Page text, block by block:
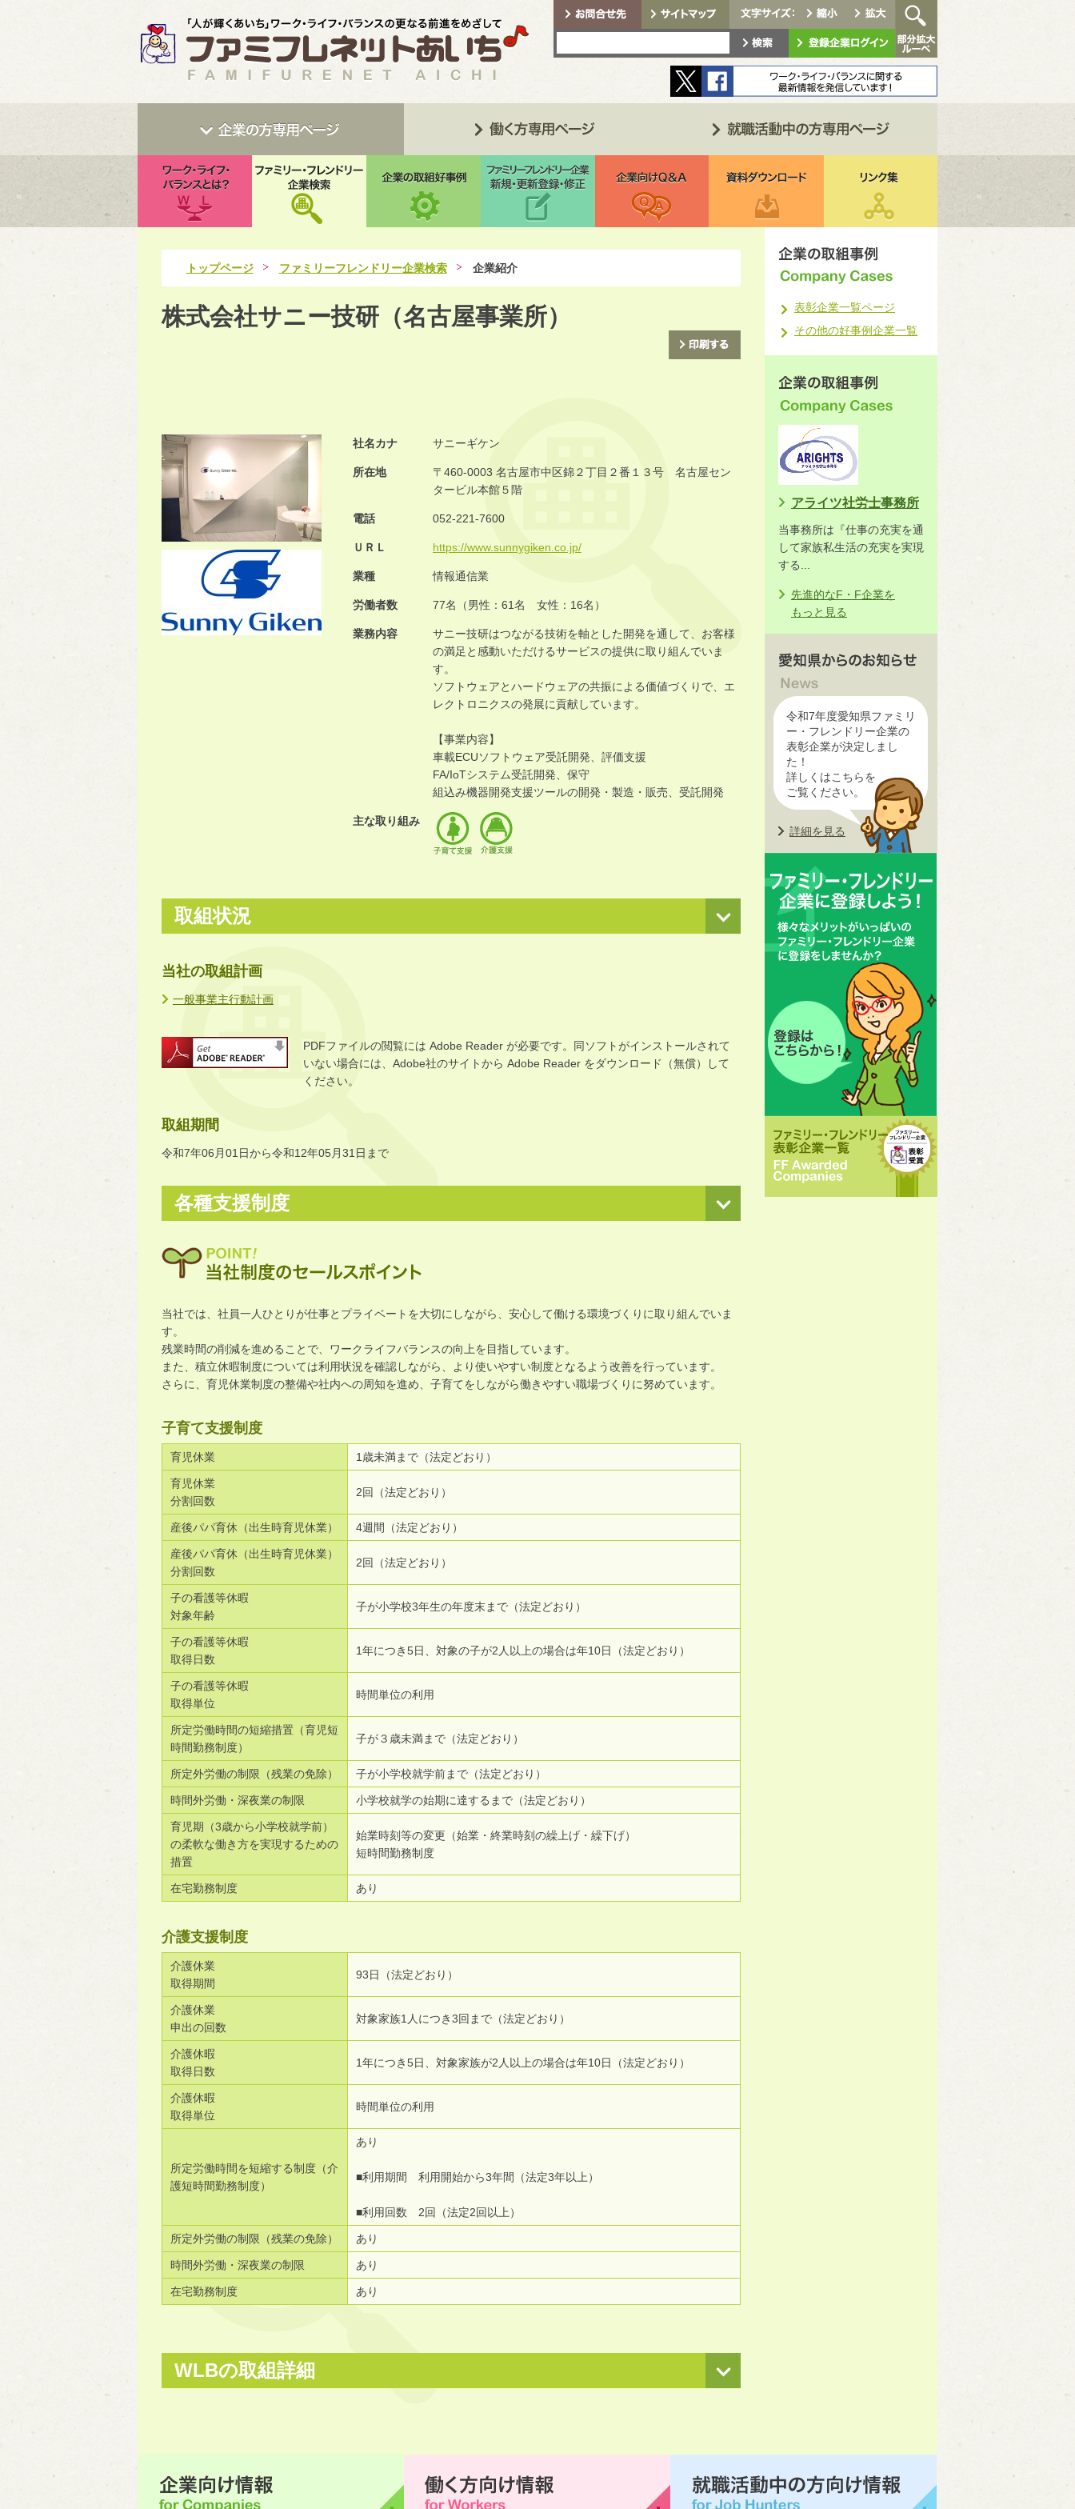
トップページ ファミリーフレンドリー企業検索 企業紹介
株式会社サニー技研（名古屋事業所）
社名カナ サニーギケン
所在地
〒460-0003 名古屋市中区錦２丁目２番１３号 名古屋セン
タービル本館５階
電話 052-221-7600
ＵＲＬ https://www.sunnygiken.co.jp/
業種 情報通信業
労働者数 77名（男性：61名 女性：16名）
業務内容
サニー技研はつながる技術を軸とした開発を通して、お客様
の満足と感動いただけるサービスの提供に取り組んでいま
す。
ソフトウェアとハードウェアの共振による価値づくりで、エ
レクトロニクスの発展に貢献しています。
【事業内容】
車載ECUソフトウェア受託開発、評価支援
FA/IoTシステム受託開発、保守
組込み機器開発支援ツールの開発・製造・販売、受託開発
主な取り組み
取組状況
当社の取組計画
一般事業主行動計画
PDFファイルの閲覧には Adobe Reader が必要です。同ソフトがインストールされて
いない場合には、Adobe社のサイトから Adobe Reader をダウンロード（無償）して
ください。
取組期間
令和7年06月01日から令和12年05月31日まで
各種支援制度
当社では、社員一人ひとりが仕事とプライベートを大切にしながら、安心して働ける環境づくりに取り組んでいま
す。
残業時間の削減を進めることで、ワークライフバランスの向上を目指しています。
また、積立休暇制度については利用状況を確認しながら、より使いやすい制度となるよう改善を行っています。
さらに、育児休業制度の整備や社内への周知を進め、子育てをしながら働きやすい職場づくりに努めています。
子育て支援制度
育児休業 1歳未満まで（法定どおり）
育児休業
分割回数
2回（法定どおり）
産後パパ育休（出生時育児休業） 4週間（法定どおり）
産後パパ育休（出生時育児休業）
分割回数
2回（法定どおり）
子の看護等休暇
対象年齢
子が小学校3年生の年度末まで（法定どおり）
子の看護等休暇
取得日数
1年につき5日、対象の子が2人以上の場合は年10日（法定どおり）
子の看護等休暇
取得単位
時間単位の利用
所定労働時間の短縮措置（育児短
時間勤務制度）
子が３歳未満まで（法定どおり）
所定外労働の制限（残業の免除） 子が小学校就学前まで（法定どおり）
時間外労働・深夜業の制限 小学校就学の始期に達するまで（法定どおり）
育児期（3歳から小学校就学前）
の柔軟な働き方を実現するための
措置
始業時刻等の変更（始業・終業時刻の繰上げ・繰下げ）
短時間勤務制度
在宅勤務制度 あり
介護支援制度
介護休業
取得期間
93日（法定どおり）
介護休業
申出の回数
対象家族1人につき3回まで（法定どおり）
介護休暇
取得日数
1年につき5日、対象家族が2人以上の場合は年10日（法定どおり）
介護休暇
取得単位
時間単位の利用
所定労働時間を短縮する制度（介
護短時間勤務制度）
あり
■利用期間 利用開始から3年間（法定3年以上）
■利用回数 2回（法定2回以上）
所定外労働の制限（残業の免除） あり
時間外労働・深夜業の制限 あり
在宅勤務制度 あり
WLBの取組詳細
表彰企業一覧ページ
その他の好事例企業一覧
アライツ社労士事務所
当事務所は『仕事の充実を通
して家族私生活の充実を実現
する...
先進的なF・F企業を
もっと見る
令和7年度愛知県ファミリ
ー・フレンドリー企業の
表彰企業が決定しまし
た！
詳しくはこちらを
ご覧ください。
詳細を見る